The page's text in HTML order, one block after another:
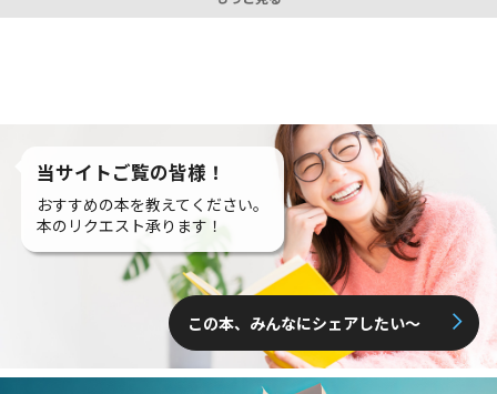
当サイトご覧の皆様！
おすすめの本を教えてください。
本のリクエスト承ります！
この本、みんなにシェアしたい〜